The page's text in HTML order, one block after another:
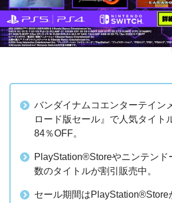
バンダイナムコエンターテイン
ロード版セール』で人気タイト
84％OFF。
PlayStation®Storeやニンテンド
数のタイトルが割引販売中。
セール期間はPlayStation®Store